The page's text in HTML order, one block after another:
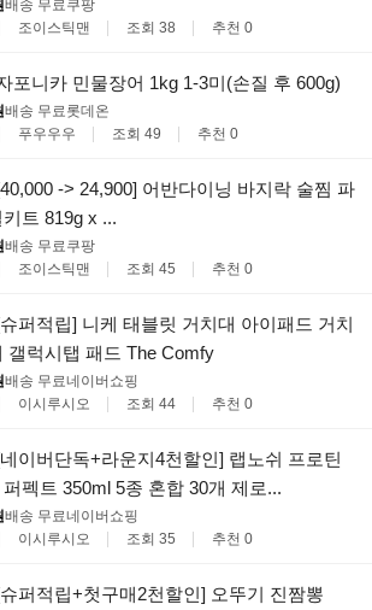
배송 무료쿠팡
조이스틱맨 조회 38 추천 0
포니카 민물장어 1kg 1-3미(손질 후 600g)
배송 무료롯데온
푸우우우 조회 49 추천 0
-> 24,900] 어반다이닝 바지락 술찜 파
트 819g x ...
배송 무료쿠팡
조이스틱맨 조회 45 추천 0
퍼적립] 니케 태블릿 거치대 아이패드 거치
갤럭시탭 패드 The Comfy
배송 무료네이버쇼핑
이시루시오 조회 44 추천 0
이버단독+라운지4천할인] 랩노쉬 프로틴
퍼펙트 350ml 5종 혼합 30개 제로...
배송 무료네이버쇼핑
이시루시오 조회 35 추천 0
퍼적립+첫구매2천할인] 오뚜기 진짬뽕